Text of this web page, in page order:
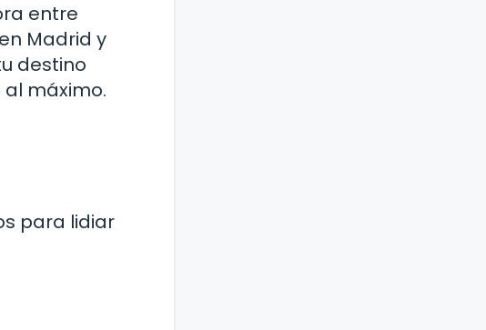
entre
Madrid y
destino
máximo.
para lidiar